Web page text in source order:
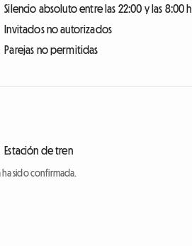
Silencio absoluto entre las 22:00 y las 8:00 h
Invitados no autorizados
Parejas no permitidas
Estación de tren
ha sido confirmada.